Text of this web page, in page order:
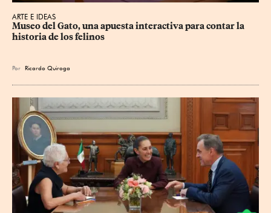
ARTE E IDEAS
Museo del Gato, una apuesta interactiva para contar la
historia de los felinos
Por Ricardo Quiroga